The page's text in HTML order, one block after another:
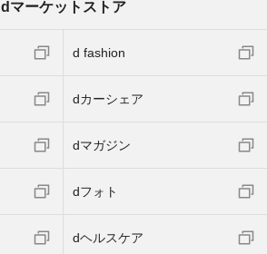
dマーケットストア
d fashion
dカーシェア
dマガジン
dフォト
dヘルスケア